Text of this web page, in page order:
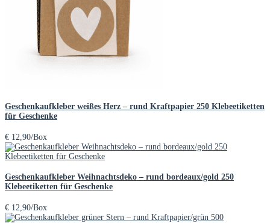
Geschenkaufkleber weißes Herz – rund Kraftpapier 250 Klebeetiketten
für Geschenke
€ 12,90/Box
Geschenkaufkleber Weihnachtsdeko – rund bordeaux/gold 250
Klebeetiketten für Geschenke
€ 12,90/Box